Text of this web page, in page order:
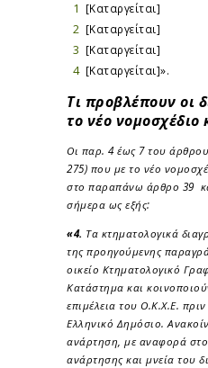
[Καταργείται]
[Καταργείται]
[Καταργείται]
[Καταργείται]».
Τι προβλέπουν οι
το νέο νομοσχέδιο
Οι παρ. 4 έως 7 του άρθρου
275) που με το νέο
στο παραπάνω άρθρο 39
σήμερα ως εξής:
«4. Τα κτηματολογικά
της προηγούμενης
οικείο Κτηματολογικό
Κατάστημα και
επιμέλεια του Ο.Κ.Χ.Ε.
Ελληνικό Δημόσιο.
ανάρτηση, με αναφορά
ανάρτησης και μνεία του